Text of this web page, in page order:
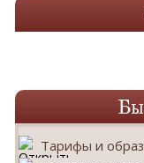
Тарифы и